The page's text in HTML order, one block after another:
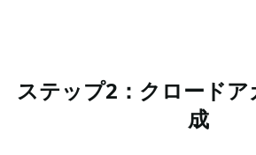
ステップ2：クロード
成